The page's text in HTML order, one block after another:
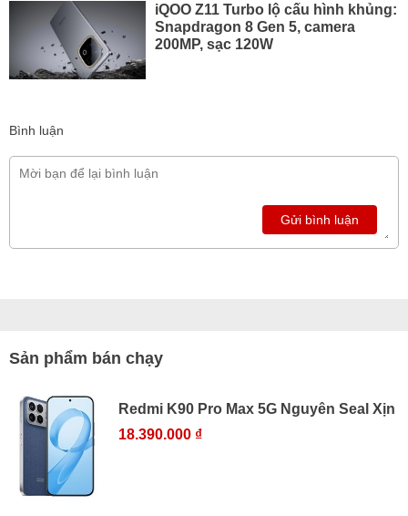
iQOO Z11 Turbo lộ cấu hình khủng:
Snapdragon 8 Gen 5, camera
200MP, sạc 120W
Bình luận
Gửi bình luận
Sản phẩm bán chạy
Redmi K90 Pro Max 5G Nguyên Seal Xịn
18.390.000 ₫